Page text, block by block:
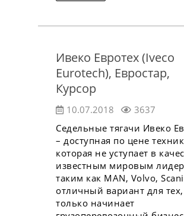
Ивеко Евротех (Iveco
Eurotech), Евростар,
Курсор
10.07.2018
3637
Седельные тягачи Ивеко
– доступная по цене
которая не уступает в
известным мировым
таким как MAN, Volvo,
отличный вариант для тех,
только начинает